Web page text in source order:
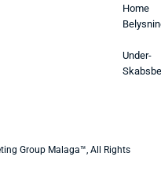
Home
Under-
Group Malaga™, All Rights